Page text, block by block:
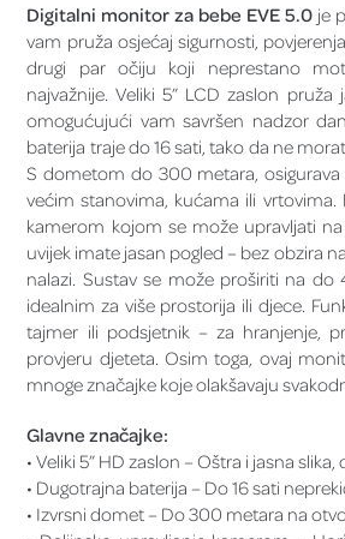
Digitalni monitor za bebe EVE 5.0je
vam pruža osjećaj sigurnosti,
drugi par očiju koji neprestano
najvažnije. Veliki 5” LCD zaslon pruža
omogućujući vam savršen nadzor
baterija traje do 16 sati, tako da ne
S dometom do 300 metara,
većim stanovima, kućama ili
kamerom kojom se može upravljati
uvijek imate jasan pogled – bez obzira
nalazi. Sustav se može proširiti na do
idealnim za više prostorija ili djece.
tajmer ili podsjetnik – za hranjenje,
provjeru djeteta. Osim toga, ovaj
mnoge značajke koje olakšavaju
Glavne značajke:
• Veliki 5” HD zaslon – Oštra i jasna
• Dugotrajna baterija – Do 16 sati
• Izvrsni domet – Do 300 metara na